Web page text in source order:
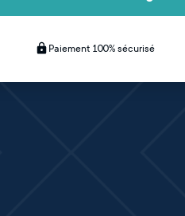
Paiement 100% sécurisé